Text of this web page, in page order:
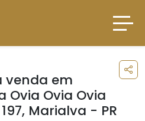
venda em
Ovia Ovia Ovia
Marialva - PR